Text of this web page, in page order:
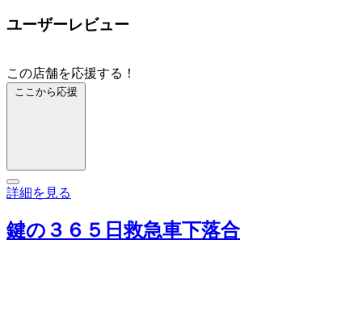
ユーザーレビュー
この店舗を応援する！
ここから応援
詳細を見る
鍵の３６５日救急車下落合